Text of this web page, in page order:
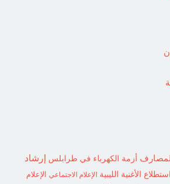
أزمة الكهرباء في طرابلس إرشاد
استطلاع الأغنية الليبية الإعلام الاجتماعي
الإعلام